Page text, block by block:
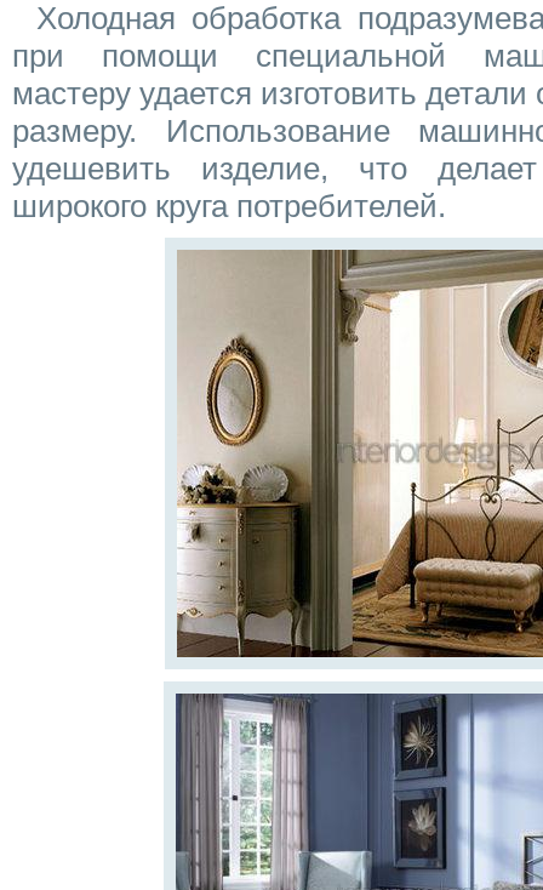
Холодная обработка
при помощи специальной
мастеру удается изготовить
размеру. Использование
удешевить изделие, что
широкого круга потребителей.